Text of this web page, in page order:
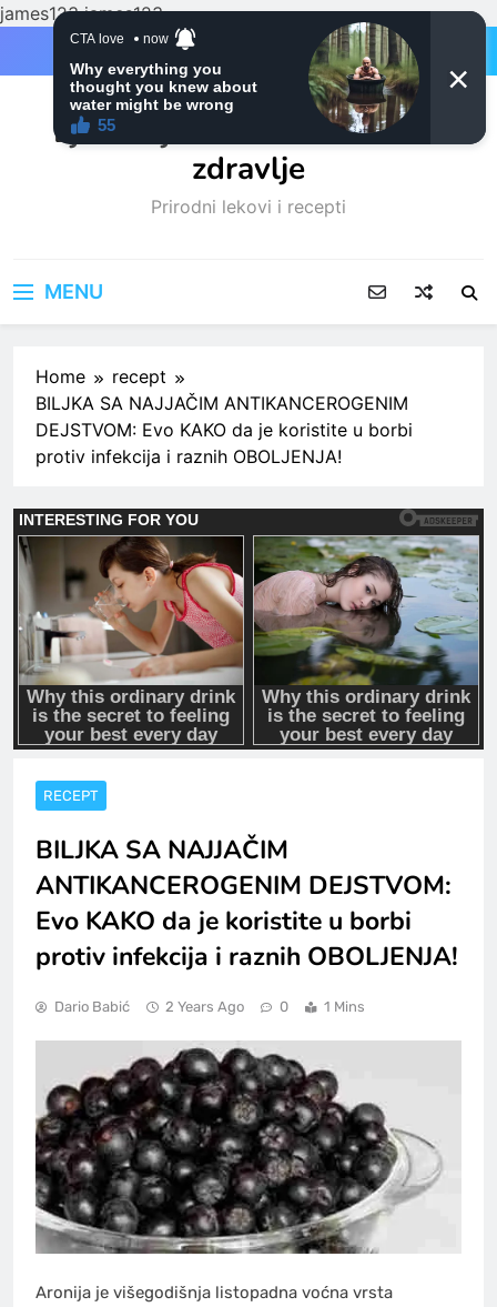
james123james123
Ljubitelji mačaka i Prirodno
zdravlje
Prirodni lekovi i recepti
MENU
Home
recept
BILJKA SA NAJJAČIM ANTIKANCEROGENIM
DEJSTVOM: Evo KAKO da je koristite u borbi
protiv infekcija i raznih OBOLJENJA!
RECEPT
BILJKA SA NAJJAČIM
ANTIKANCEROGENIM DEJSTVOM:
Evo KAKO da je koristite u borbi
protiv infekcija i raznih OBOLJENJA!
Dario Babić 2 Years Ago 0 1 Mins
Aronija je višegodišnja listopadna voćna vrsta